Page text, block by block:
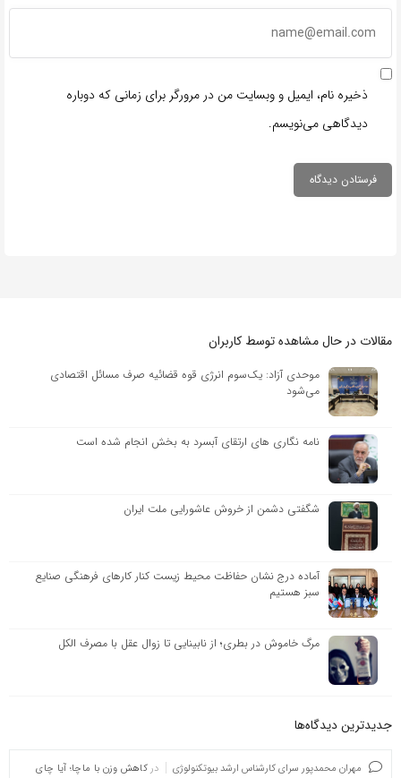
ذخیره نام، ایمیل و وبسایت من در مرورگر برای زمانی که دوباره
دیدگاهی می‌نویسم.
مقالات در حال مشاهده توسط کاربران
موحدی آزاد: یک‌سوم انرژی قوه قضائیه صرف مسائل اقتصادی
می‌شود
نامه نگاری های ارتقای آبسرد به بخش انجام شده است
شگفتی دشمن از خروش عاشورایی ملت ایران
آماده درج نشان حفاظت محیط زیست کنار کارهای فرهنگی صنایع
سبز هستیم
مرگ خاموش در بطری؛ از نابینایی تا زوال عقل با مصرف الکل
جدیدترین دیدگاه‌‌ها
مهران محمدپور سرای کارشناس ارشد بیوتکنولوژی در کاهش وزن با ماچا؛ آیا چای